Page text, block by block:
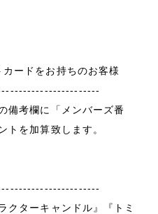
ードをお持ちのお客様
備考欄に「メンバーズ番
トを加算致します。
クターキャンドル』『トミ